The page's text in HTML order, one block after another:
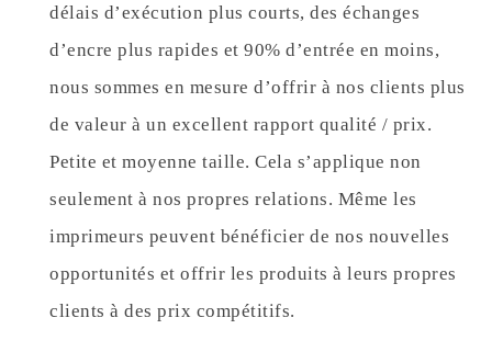
délais d’exécution plus courts, des échanges
d’encre plus rapides et 90% d’entrée en moins,
nous sommes en mesure d’offrir à nos clients plus
de valeur à un excellent rapport qualité / prix.
Petite et moyenne taille. Cela s’applique non
seulement à nos propres relations. Même les
imprimeurs peuvent bénéficier de nos nouvelles
opportunités et offrir les produits à leurs propres
clients à des prix compétitifs.